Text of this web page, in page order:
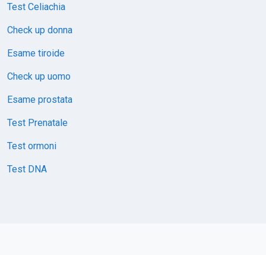
Test Celiachia
Check up donna
Esame tiroide
Check up uomo
Esame prostata
Test Prenatale
Test ormoni
Test DNA